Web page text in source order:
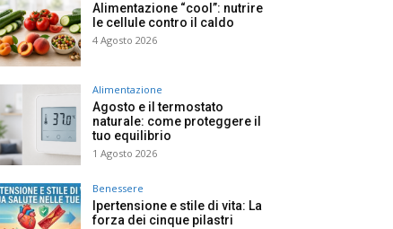
Alimentazione “cool”: nutrire
le cellule contro il caldo
4 Agosto 2026
Alimentazione
Agosto e il termostato
naturale: come proteggere il
tuo equilibrio
1 Agosto 2026
Benessere
Ipertensione e stile di vita: La
forza dei cinque pilastri